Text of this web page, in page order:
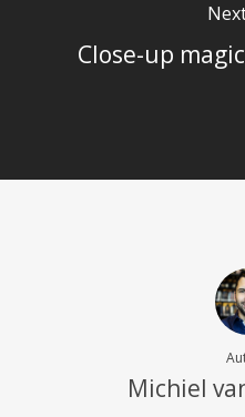
Close-up
Michiel